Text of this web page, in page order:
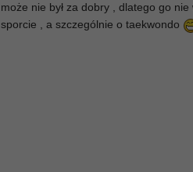
może nie był za dobry , dlatego go
sporcie , a szczególnie o taekwondo